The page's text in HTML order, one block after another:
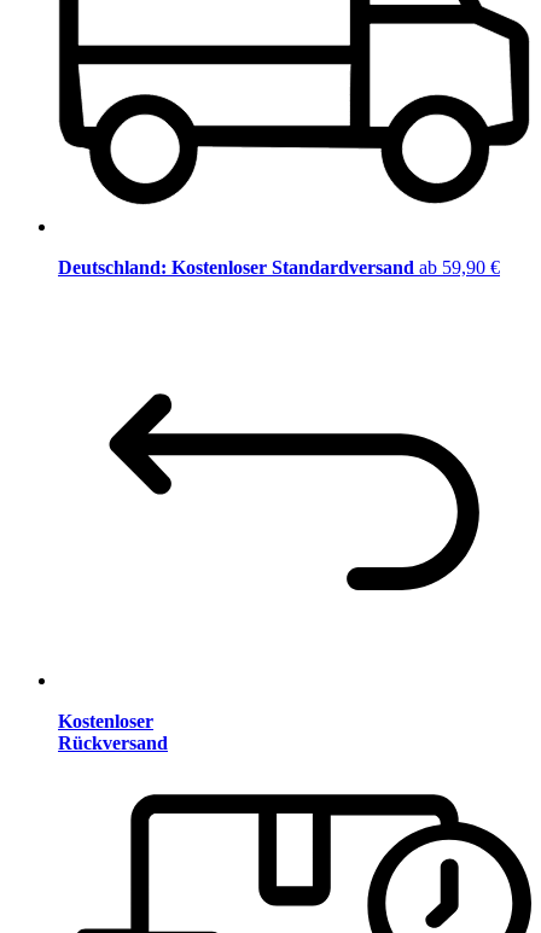
Deutschland: Kostenloser Standardversand ab 59,90 €
Kostenloser
Rückversand